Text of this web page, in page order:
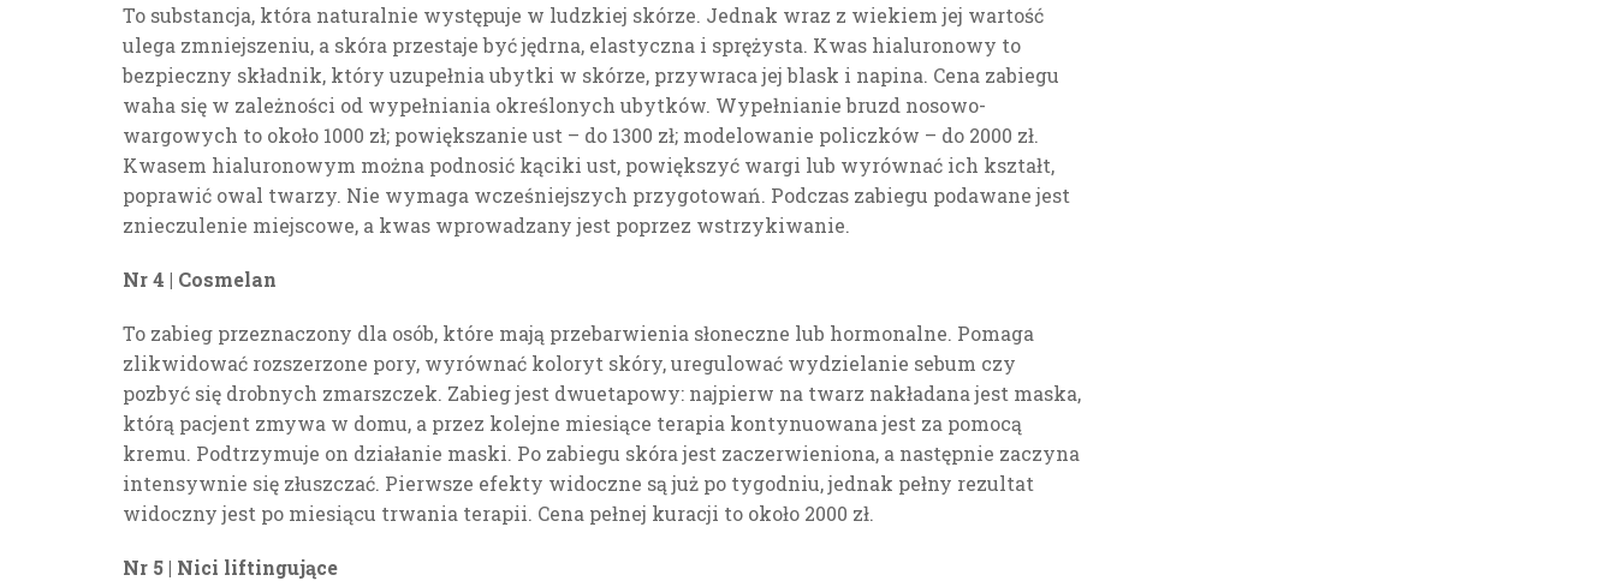
To substancja, która naturalnie występuje w ludzkiej skórze. Jednak wraz z wiekiem jej wartość
ulega zmniejszeniu, a skóra przestaje być jędrna, elastyczna i sprężysta. Kwas hialuronowy to
bezpieczny składnik, który uzupełnia ubytki w skórze, przywraca jej blask i napina. Cena zabiegu
waha się w zależności od wypełniania określonych ubytków. Wypełnianie bruzd nosowo-
wargowych to około 1000 zł; powiększanie ust – do 1300 zł; modelowanie policzków – do 2000 zł.
Kwasem hialuronowym można podnosić kąciki ust, powiększyć wargi lub wyrównać ich kształt,
poprawić owal twarzy. Nie wymaga wcześniejszych przygotowań. Podczas zabiegu podawane jest
znieczulenie miejscowe, a kwas wprowadzany jest poprzez wstrzykiwanie.
Nr 4 | Cosmelan
To zabieg przeznaczony dla osób, które mają przebarwienia słoneczne lub hormonalne. Pomaga
zlikwidować rozszerzone pory, wyrównać koloryt skóry, uregulować wydzielanie sebum czy
pozbyć się drobnych zmarszczek. Zabieg jest dwuetapowy: najpierw na twarz nakładana jest maska,
którą pacjent zmywa w domu, a przez kolejne miesiące terapia kontynuowana jest za pomocą
kremu. Podtrzymuje on działanie maski. Po zabiegu skóra jest zaczerwieniona, a następnie zaczyna
intensywnie się złuszczać. Pierwsze efekty widoczne są już po tygodniu, jednak pełny rezultat
widoczny jest po miesiącu trwania terapii. Cena pełnej kuracji to około 2000 zł.
Nr 5 | Nici liftingujące